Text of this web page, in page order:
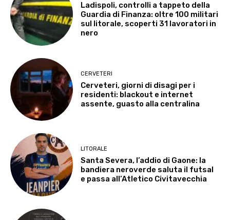
Ladispoli, controlli a tappeto della
Guardia di Finanza: oltre 100 militari
sul litorale, scoperti 31 lavoratori in
nero
CERVETERI
Cerveteri, giorni di disagi per i
residenti: blackout e internet
assente, guasto alla centralina
LITORALE
Santa Severa, l’addio di Gaone: la
bandiera neroverde saluta il futsal
e passa all’Atletico Civitavecchia